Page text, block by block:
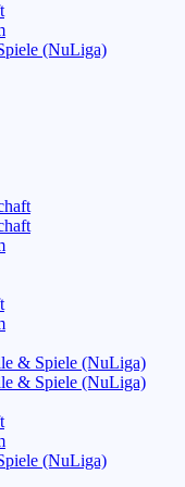
(NuLiga)
& Spiele (NuLiga)
& Spiele (NuLiga)
(NuLiga)